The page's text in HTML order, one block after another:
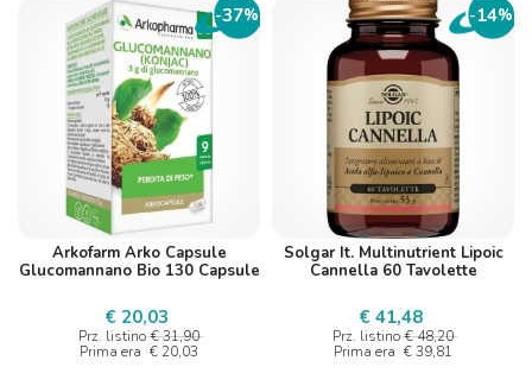
-37%
Arkofarm Arko Capsule
Glucomannano Bio 130 Capsule
€ 20,03
Prz. listino € 31,90
Prima era € 20,03
-14%
Solgar It. Multinutrient Lipoic
Cannella 60 Tavolette
€ 41,48
Prz. listino € 48,20
Prima era € 39,81